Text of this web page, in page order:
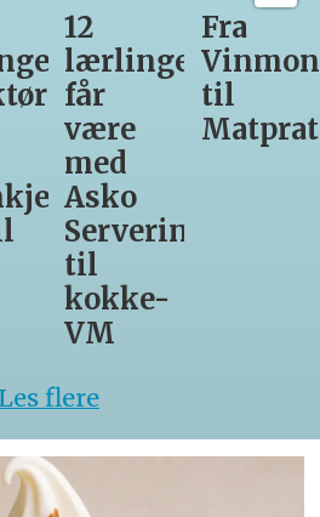
Gir seg
som
daglig
leder
hos
Den
Glade
Gris
Ny
daglig
leder
for
Les flere